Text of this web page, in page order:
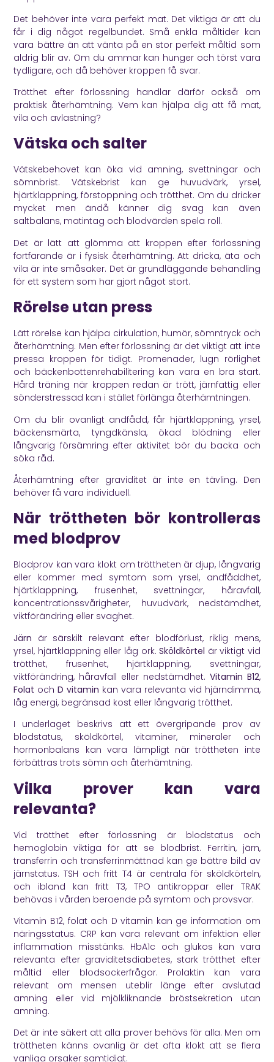
Det behöver inte vara perfekt mat. Det viktiga är att du
får i dig något regelbundet. Små enkla måltider kan
vara bättre än att vänta på en stor perfekt måltid som
aldrig blir av. Om du ammar kan hunger och törst vara
tydligare, och då behöver kroppen få svar.
Trötthet efter förlossning handlar därför också om
praktisk återhämtning. Vem kan hjälpa dig att få mat,
vila och avlastning?
Vätska och salter
Vätskebehovet kan öka vid amning, svettningar och
sömnbrist. Vätskebrist kan ge huvudvärk, yrsel,
hjärtklappning, förstoppning och trötthet. Om du dricker
mycket men ändå känner dig svag kan även
saltbalans, matintag och blodvärden spela roll.
Det är lätt att glömma att kroppen efter förlossning
fortfarande är i fysisk återhämtning. Att dricka, äta och
vila är inte småsaker. Det är grundläggande behandling
för ett system som har gjort något stort.
Rörelse utan press
Lätt rörelse kan hjälpa cirkulation, humör, sömntryck och
återhämtning. Men efter förlossning är det viktigt att inte
pressa kroppen för tidigt. Promenader, lugn rörlighet
och bäckenbottenrehabilitering kan vara en bra start.
Hård träning när kroppen redan är trött, järnfattig eller
sönderstressad kan i stället förlänga återhämtningen.
Om du blir ovanligt andfådd, får hjärtklappning, yrsel,
bäckensmärta, tyngdkänsla, ökad blödning eller
långvarig försämring efter aktivitet bör du backa och
söka råd.
Återhämtning efter graviditet är inte en tävling. Den
behöver få vara individuell.
När tröttheten bör kontrolleras
med blodprov
Blodprov kan vara klokt om tröttheten är djup, långvarig
eller kommer med symtom som yrsel, andfåddhet,
hjärtklappning, frusenhet, svettningar, håravfall,
koncentrationssvårigheter, huvudvärk, nedstämdhet,
viktförändring eller svaghet.
Järn är särskilt relevant efter blodförlust, riklig mens,
yrsel, hjärtklappning eller låg ork.Sköldkörtel är viktigt vid
trötthet, frusenhet, hjärtklappning, svettningar,
viktförändring, håravfall eller nedstämdhet. Vitamin B12,
Folat ochD vitamin kan vara relevanta vid hjärndimma,
låg energi, begränsad kost eller långvarig trötthet.
I underlaget beskrivs att ett övergripande prov av
blodstatus, sköldkörtel, vitaminer, mineraler och
hormonbalans kan vara lämpligt när tröttheten inte
förbättras trots sömn och återhämtning.
Vilka prover kan vara
relevanta?
Vid trötthet efter förlossning är blodstatus och
hemoglobin viktiga för att se blodbrist. Ferritin, järn,
transferrin och transferrinmättnad kan ge bättre bild av
järnstatus. TSH och fritt T4 är centrala för sköldkörteln,
och ibland kan fritt T3, TPO antikroppar eller TRAK
behövas i vården beroende på symtom och provsvar.
Vitamin B12, folat och D vitamin kan ge information om
näringsstatus. CRP kan vara relevant om infektion eller
inflammation misstänks. HbA1c och glukos kan vara
relevanta efter graviditetsdiabetes, stark trötthet efter
måltid eller blodsockerfrågor. Prolaktin kan vara
relevant om mensen uteblir länge efter avslutad
amning eller vid mjölkliknande bröstsekretion utan
amning.
Det är inte säkert att alla prover behövs för alla. Men om
tröttheten känns ovanlig är det ofta klokt att se flera
vanliga orsaker samtidigt.